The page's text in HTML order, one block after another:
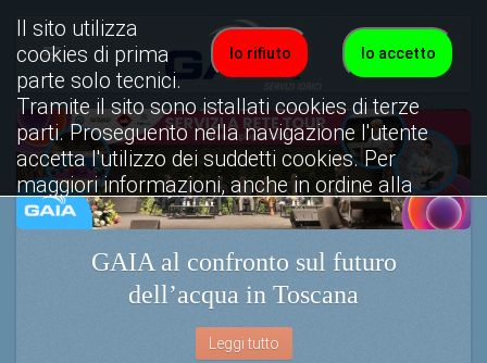
GAIA al confronto sul futuro
dell’acqua in Toscana
Leggi tutto
Io accetto
Io rifiuto
Il sito utilizza
cookies di prima
parte solo tecnici.
Tramite il sito sono istallati cookies di terze
parti. Proseguento nella navigazione l'utente
accetta l'utilizzo dei suddetti cookies. Per
maggiori informazioni, anche in ordine alla
disattivazione, è possibile consultare
l'informativa cookies completa.
Visualizza informativa completa.